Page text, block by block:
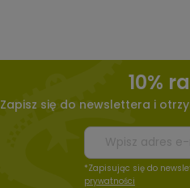
10%
Zapisz się do newslettera i
*Zapisując się do
prywatności